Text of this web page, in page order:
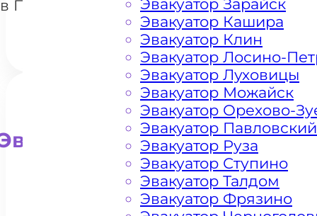
в Подолино
для
Эвакуатор Зарайск
Эвакуатор Кашира
Эвакуатор Клин
Эвакуатор Лосино-
Эвакуатор Луховицы
Эвакуатор Можайск
Эвакуатор Орехово-
Эвакуатор
Эвакуатор Руза
Эвакуатор Ступино
Эвакуатор Талдом
Эвакуатор Фрязино